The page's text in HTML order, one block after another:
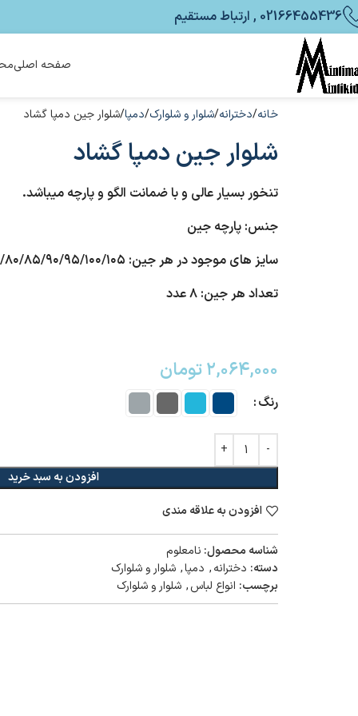
02166455436 , ارتباط مستقیم
صفحه اصلی
خانه دخترانه شلوار و شلوارک دمپا شلوار جین دمپا گشاد
شلوار جین دمپا گشاد
تنخور بسیار عالی و با ضمانت الگو و پارچه میباشد.
جنس: پارچه جین
سایز های موجود در هر جین: ۷۰/۷۵/۸۰/۸۵/۹۰/۹۵/۱۰۰/۱۰۵
تعداد هر جین: ۸ عدد
۲,۰۶۴,۰۰۰تومان
رنگ
افزودن به سبد خرید
افزودن به علاقه مندی
شناسه محصول: نامعلوم
دسته: دخترانه, دمپا, شلوار و شلوارک
برچسب: انواع لباس, شلوار و شلوارک